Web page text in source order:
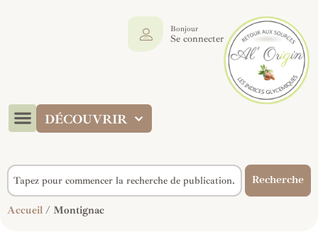
DÉCOUVRIR
Bonjour
Se connecter
Recherche
Accueil / Montignac